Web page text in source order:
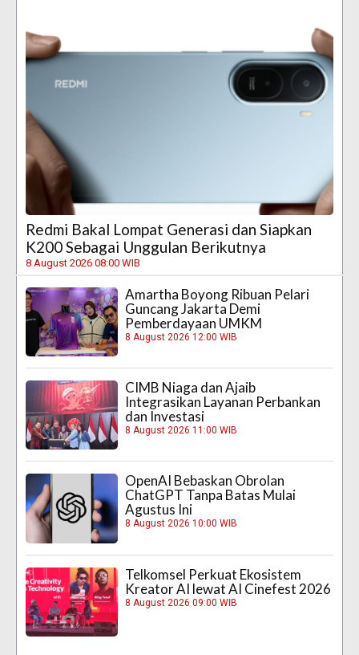
Redmi Bakal Lompat Generasi dan Siapkan
K200 Sebagai Unggulan Berikutnya
8 August 2026 08:00 WIB
Amartha Boyong Ribuan Pelari
Guncang Jakarta Demi
Pemberdayaan UMKM
8 August 2026 12:00 WIB
CIMB Niaga dan Ajaib
Integrasikan Layanan Perbankan
dan Investasi
8 August 2026 11:00 WIB
OpenAI Bebaskan Obrolan
ChatGPT Tanpa Batas Mulai
Agustus Ini
8 August 2026 10:00 WIB
Telkomsel Perkuat Ekosistem
Kreator AI lewat AI Cinefest 2026
8 August 2026 09:00 WIB